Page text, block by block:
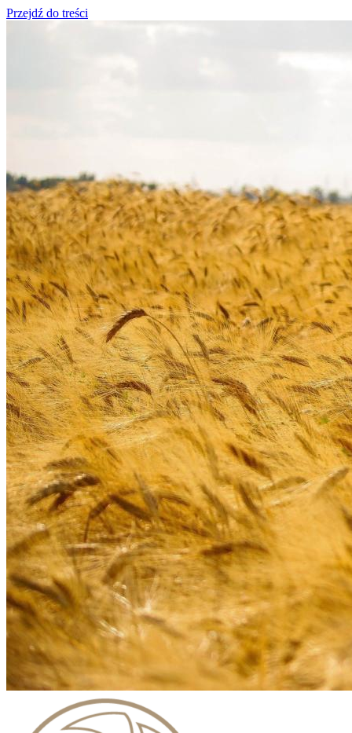
Przejdź do treści